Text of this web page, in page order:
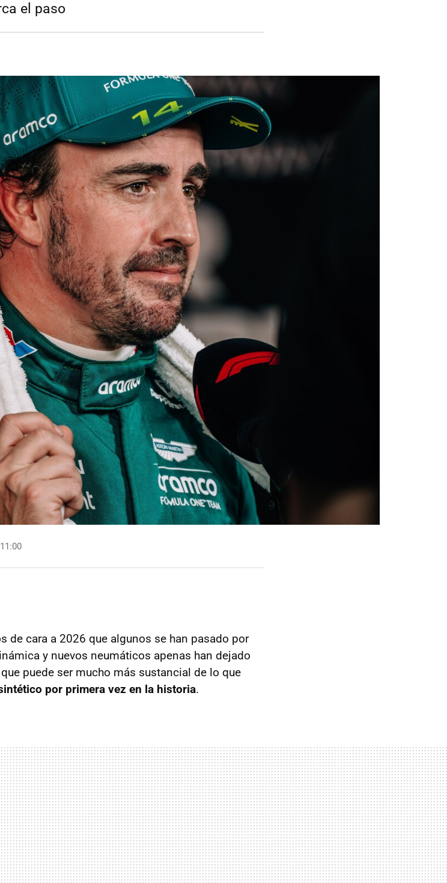
el paso
de cara a 2026 que algunos se han pasado por
y nuevos neumáticos apenas han dejado
puede ser mucho más sustancial de lo que
por primera vez en la historia.